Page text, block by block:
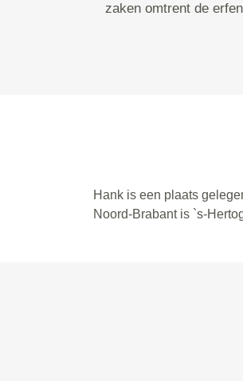
zaken omtrent de
Hank is een plaats
Noord-Brabant is `s-